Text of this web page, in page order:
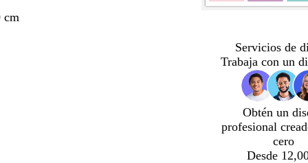
cm
Servicios de
Trabaja con un
Obtén un
profesional
cero
Desde